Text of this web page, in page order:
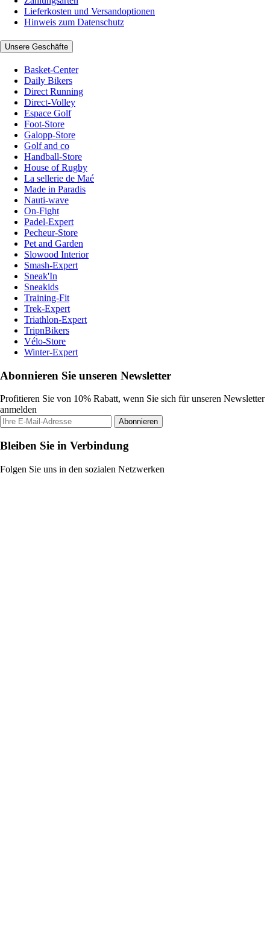
Lieferkosten und Versandoptionen
Hinweis zum Datenschutz
Unsere Geschäfte
Basket-Center
Daily Bikers
Direct Running
Direct-Volley
Espace Golf
Foot-Store
Galopp-Store
Golf and co
Handball-Store
House of Rugby
La sellerie de Maé
Made in Paradis
Nauti-wave
On-Fight
Padel-Expert
Pecheur-Store
Pet and Garden
Slowood Interior
Smash-Expert
Sneak'In
Sneakids
Training-Fit
Trek-Expert
Triathlon-Expert
TripnBikers
Vélo-Store
Winter-Expert
Abonnieren Sie unseren Newsletter
Profitieren Sie von 10% Rabatt, wenn Sie sich für unseren Newsletter
anmelden
Abonnieren
Bleiben Sie in Verbindung
Folgen Sie uns in den sozialen Netzwerken